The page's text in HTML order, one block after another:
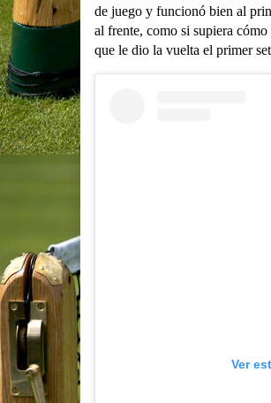
de juego y funcionó bien al
al frente, como si supiera
que le dio la vuelta el primer
Ver